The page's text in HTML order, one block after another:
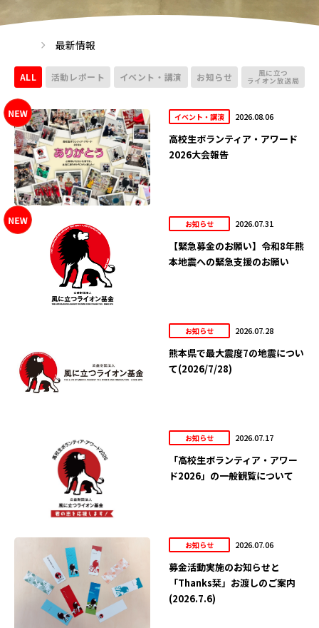
最新情報
ALL 活動レポート イベント・講演 お知らせ 風に立つ
ライオン放送局
イベント・講演 2026.08.06
高校生ボランティア・アワード
2026大会報告
お知らせ 2026.07.31
【緊急募金のお願い】令和8年熊
本地震への緊急支援のお願い
お知らせ 2026.07.28
熊本県で最大震度7の地震につい
て(2026/7/28)
お知らせ 2026.07.17
「高校生ボランティア・アワー
ド2026」の一般観覧について
お知らせ 2026.07.06
募金活動実施のお知らせと
「Thanks栞」お渡しのご案内
(2026.7.6)